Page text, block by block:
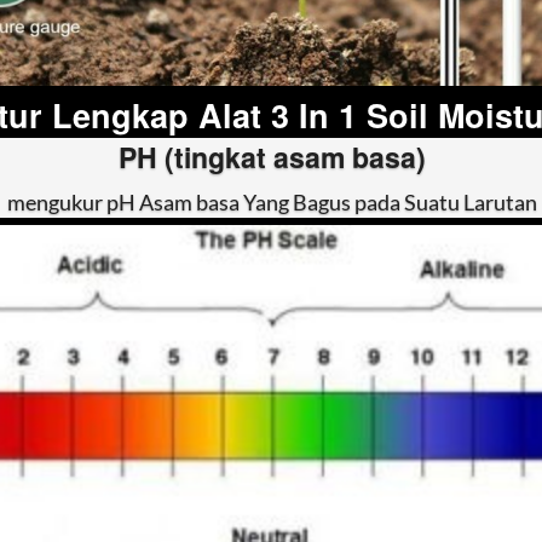
Lengkap Alat 3 In 1 Soil
PH (tingkat asam basa)
mengukur pH Asam basa Yang Bagus pada Suatu Larutan